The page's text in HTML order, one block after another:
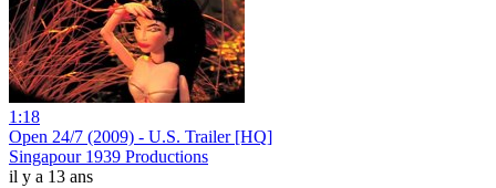
1:18
Open 24/7 (2009) - U.S. Trailer [HQ]
Singapour 1939 Productions
il y a 13 ans